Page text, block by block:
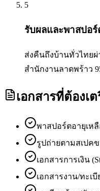
5
รับผลและพาสปอร์
ส่งคืนถึงบ้านทั่วไทยผ่
สำนักงานลาดพร้าว
เอกสารที่ต้องเ
พาสปอร์ตอายุเหลื
รูปถ่ายตามสเปค
เอกสารการเงิน
เอกสารงาน/ทะเ